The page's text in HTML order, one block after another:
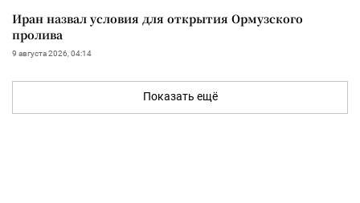
Иран назвал условия для открытия Ормузского
пролива
9 августа 2026, 04:14
Показать ещё